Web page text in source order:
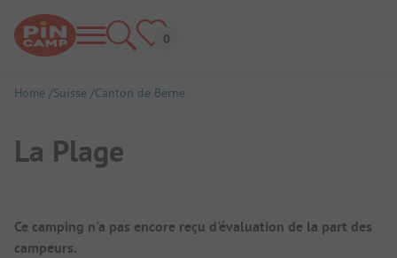
Home Suisse Canton de Berne
La Plage
Aperçu du camping
Ce camping n'a pas encore reçu d'évaluation de la part des
campeurs.